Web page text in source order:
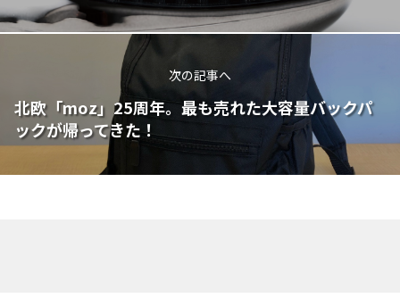
次の記事へ
北欧「moz」25周年。最も売れた大容量バックパ
ックが帰ってきた！